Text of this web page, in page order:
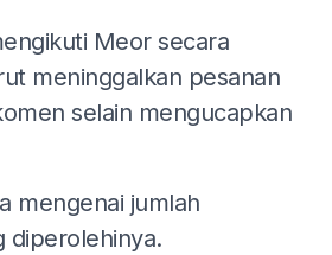
Meor secara
meninggalkan pesanan
selain mengucapkan
mengenai jumlah
diperolehinya.